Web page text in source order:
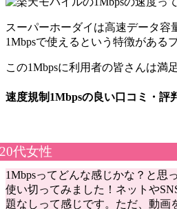
スーパーホーダイは高速データ容
1Mbpsで使えるという特徴がある
この1Mbpsに利用者の皆さんは満
速度規制1Mbpsの良い口コミ・評
20代女性
1Mbpsってどんな感じかな？と思
使い切ってみました！ネットや
題なしって感じです。ただ、動画